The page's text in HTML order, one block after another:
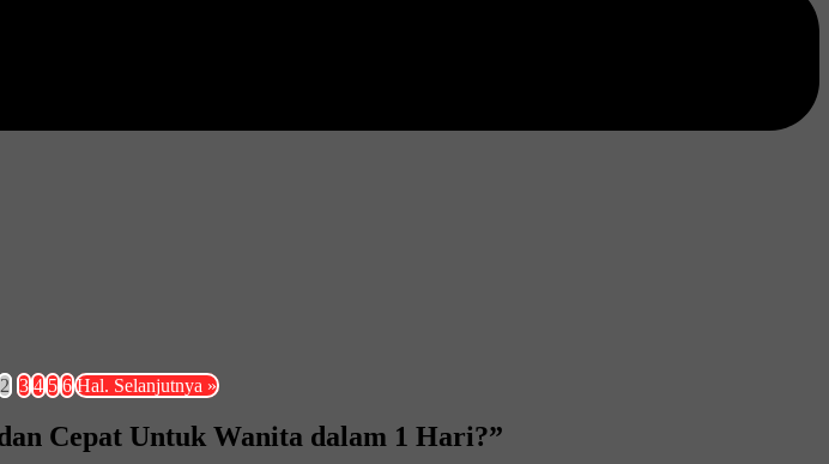
2 3 4 5 6 Hal. Selanjutnya »
Cepat Untuk Wanita dalam 1 Hari?”